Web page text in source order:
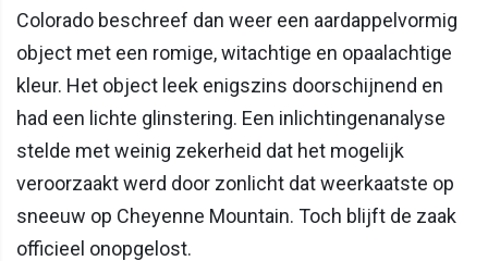
Colorado beschreef dan weer een aardappelvormig
object met een romige, witachtige en opaalachtige
kleur. Het object leek enigszins doorschijnend en
had een lichte glinstering. Een inlichtingenanalyse
stelde met weinig zekerheid dat het mogelijk
veroorzaakt werd door zonlicht dat weerkaatste op
sneeuw op Cheyenne Mountain. Toch blijft de zaak
officieel onopgelost.